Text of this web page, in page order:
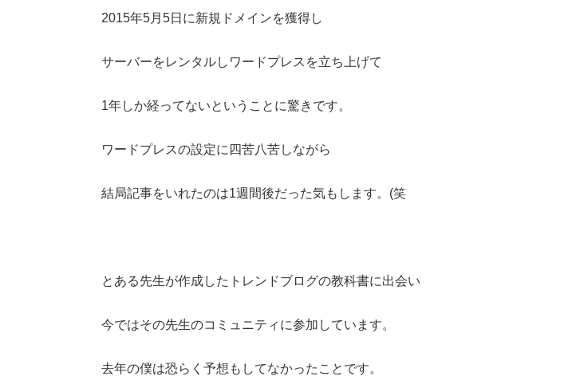
2015年5月5日に新規ドメインを獲得し
サーバーをレンタルしワードプレスを立ち上げて
1年しか経ってないということに驚きです。
ワードプレスの設定に四苦八苦しながら
結局記事をいれたのは1週間後だった気もします。(笑
とある先生が作成したトレンドブログの教科書に出会い
今ではその先生のコミュニティに参加しています。
去年の僕は恐らく予想もしてなかったことです。